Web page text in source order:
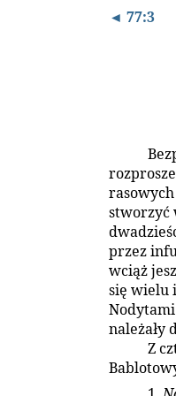
◄ 77:3
stworzyć
przez
wciąż
się wielu
należały
Z